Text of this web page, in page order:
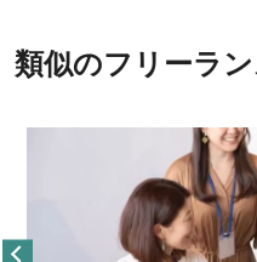
類似のフリーラ